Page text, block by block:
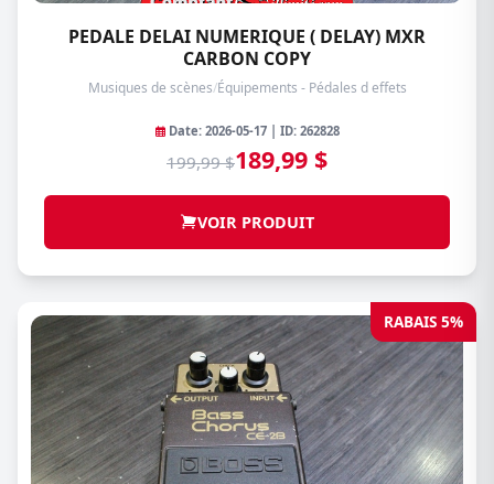
PEDALE DELAI NUMERIQUE ( DELAY) MXR
CARBON COPY
Musiques de scènes/Équipements - Pédales d effets
Date: 2026-05-17 | ID: 262828
199,99 $189,99 $
VOIR PRODUIT
RABAIS 5%